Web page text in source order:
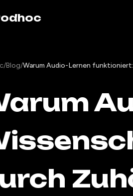
/Blog/Warum Audio-Lernen